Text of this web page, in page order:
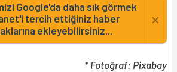
Google'da daha sık görmek
tercih ettiğiniz haber
ekleyebilirsiniz...
×
* Fotoğraf: Pixabay